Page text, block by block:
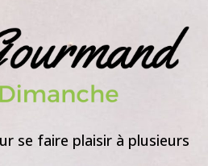
se faire plaisir à plusieurs